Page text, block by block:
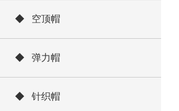
◆ 空顶帽
◆ 弹力帽
◆ 针织帽